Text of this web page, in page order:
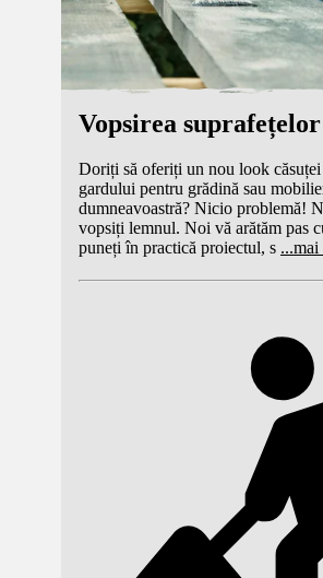
Vopsirea
Doriți să oferiți un nou look căsuței
gardului pentru grădină sau
dumneavoastră? Nicio problemă!
vopsiți lemnul. Noi vă arătăm pas
puneți în practică proiectul, s ...mai